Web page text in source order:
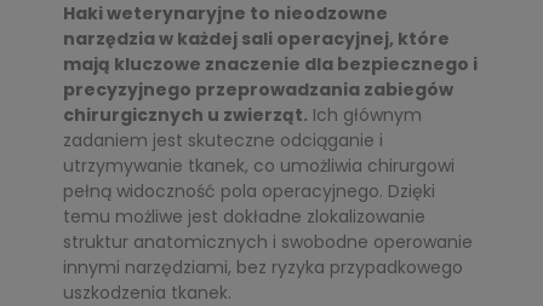
Haki weterynaryjne to nieodzowne
narzędzia w każdej sali operacyjnej, które
mają kluczowe znaczenie dla bezpiecznego i
precyzyjnego przeprowadzania zabiegów
chirurgicznych u zwierząt. Ich głównym
zadaniem jest skuteczne odciąganie i
utrzymywanie tkanek, co umożliwia chirurgowi
pełną widoczność pola operacyjnego. Dzięki
temu możliwe jest dokładne zlokalizowanie
struktur anatomicznych i swobodne operowanie
innymi narzędziami, bez ryzyka przypadkowego
uszkodzenia tkanek.